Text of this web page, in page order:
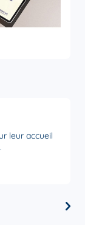
leur accueil